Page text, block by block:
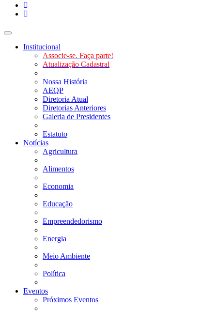
Toggle navigation
Institucional
Associe-se. Faça parte!
Atualização Cadastral
Nossa História
AEQP
Diretoria Atual
Diretorias Anteriores
Galeria de Presidentes
Estatuto
Notícias
Agricultura
Alimentos
Economia
Educação
Empreendedorismo
Energia
Meio Ambiente
Política
Eventos
Próximos Eventos